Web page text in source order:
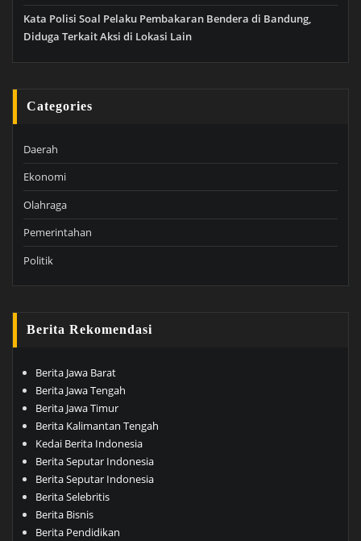
Kata Polisi Soal Pelaku Pembakaran Bendera di Bandung,
Diduga Terkait Aksi di Lokasi Lain
Categories
Daerah
Ekonomi
Olahraga
Pemerintahan
Politik
Berita Rekomendasi
Berita Jawa Barat
Berita Jawa Tengah
Berita Jawa Timur
Berita Kalimantan Tengah
Kedai Berita Indonesia
Berita Seputar Indonesia
Berita Seputar Indonesia
Berita Selebritis
Berita Bisnis
Berita Pendidikan